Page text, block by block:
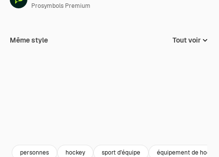
Prosymbols Premium
Même style Tout voir
personnes hockey sport d'équipe équipement de hockey